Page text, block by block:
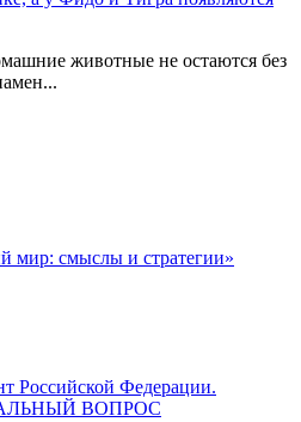
животные не остаются без
мир: смыслы и стратегии»
Российской Федерации.
ВОПРОС